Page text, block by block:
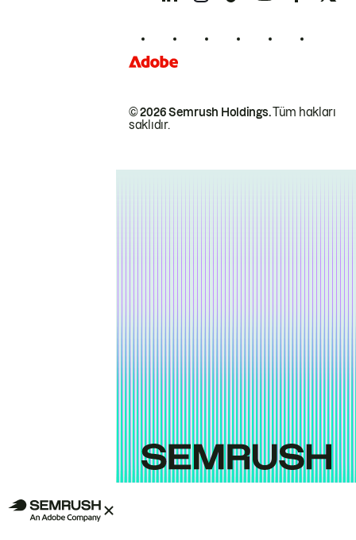
© 2026 Semrush Holdings.Tüm hakları
saklıdır.